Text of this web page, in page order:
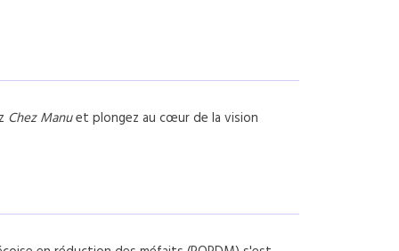
Chez Manuet plongez au cœur de la vision